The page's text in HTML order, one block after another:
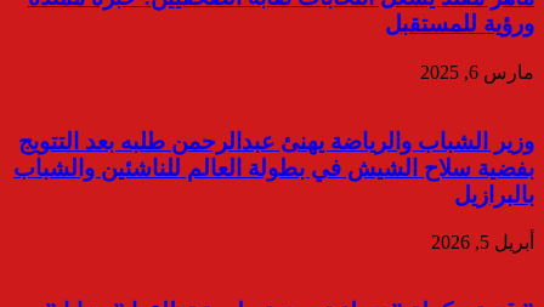
ورؤية للمستقبل
مارس 6, 2025
وزير الشباب والرياضة يهنئ عبدالرحمن طلبه بعد التتويج
بفضية سلاح الشيش في بطولة العالم للناشئين والشباب
بالبرازيل
أبريل 5, 2026